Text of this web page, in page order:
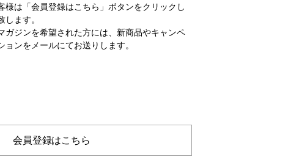
様は「会員登録はこちら」ボタンをクリックし
ます。
ジンを希望された方には、新商品やキャンペ
ンをメールにてお送りします。
会員登録はこちら